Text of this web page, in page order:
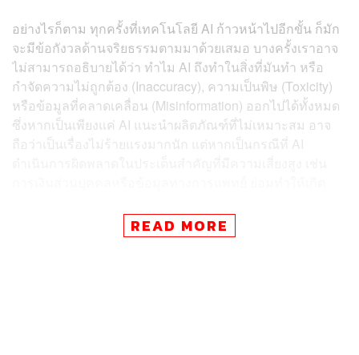
อย่างไรก็ตาม ทุกครั้งที่เทคโนโลยี AI ก้าวหน้าไปอีกขั้น ก็มัก
จะมีข้อกังวลด้านจริยธรรมตามมาด้วยเสมอ บางครั้งเราอาจ
ไม่สามารถอธิบายได้ว่า ทำไม AI ถึงทำในสิ่งที่มันทำ หรือ
กำจัดความไม่ถูกต้อง (Inaccuracy), ความเป็นพิษ (Toxicity)
หรือข้อมูลที่คลาดเคลื่อน (Misinformation) ออกไปได้ทั้งหมด
ซึ่งหากเป็นเพียงแค่ AI แนะนำผลิตภัณฑ์ที่ไม่เหมาะสม อาจ
ถือว่าเป็นเรื่องไม่ร้ายแรงมากนัก แต่หากเป็นกรณีที่ AI
ผลการศึกษาเรื่องปัญญาประดิษฐ์เชิงสร้างสรรค์ (Generative
READ MORE